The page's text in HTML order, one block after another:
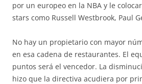
por un europeo en la NBA y le
stars como Russell Westbrook, Paul
No hay un propietario con mayor
en esa cadena de restaurantes. El
puntos será el vencedor. La
hizo que la directiva acudiera por